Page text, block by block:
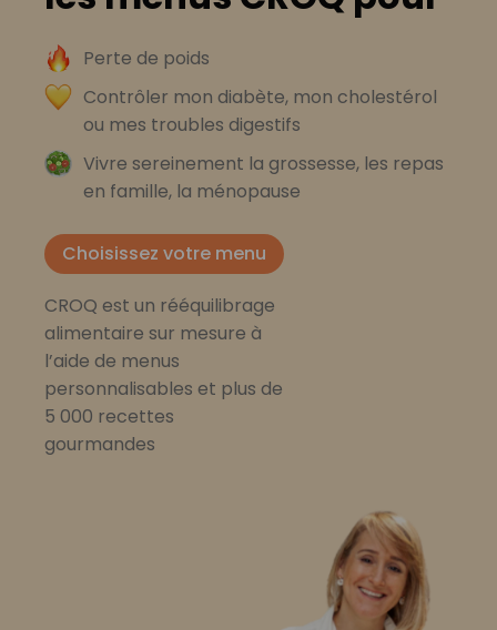
Perte de poids
Contrôler mon diabète, mon cholestérol
ou mes troubles digestifs
Vivre sereinement la grossesse, les repas
en famille, la ménopause
Choisissez votre menu
CROQ est un rééquilibrage
alimentaire sur mesure à
l’aide de menus
personnalisables et plus de
5 000 recettes
gourmandes